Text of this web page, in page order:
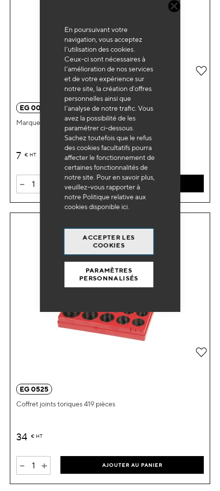
En poursuivant votre
navigation, vous acceptez
l’utilisation des cookies.
Ceux-ci sont nécessaires à
l’amélioration de nos services
et de votre expérience sur
notre site, la création d’offres
personnelles ainsi que
l’analyse de notre trafic. Vous
avez la possibilité de les
paramétrer ci-dessous.
Sachez toutefois que le refus
des cookies facultatifs pourra
affecter le fonctionnement de
certaines fonctionnalités de
notre site. Pour en savoir plus,
veuillez-vous rapporter à
notre Politique relative aux
cookies disponible ici
ACCEPTER LES
COOKIES
PARAMÈTRES
PERSONNALISÉS
EG 0021
Marqueur tout support délébile blanc
7 € HT
- AJOUTER AU PANIER
EG 0525
Coffret joints toriques 419 pièces
34 € HT
- + AJOUTER AU PANIER